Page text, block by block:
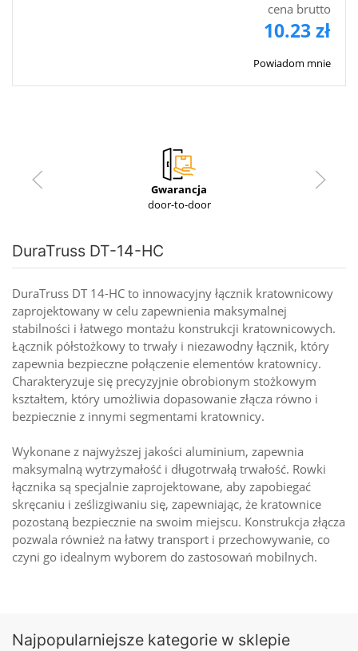
cena brutto
10.23 zł
Powiadom mnie
Gwarancja
door-to-door
DuraTruss DT-14-HC
DuraTruss DT 14-HC to innowacyjny łącznik kratownicowy
zaprojektowany w celu zapewnienia maksymalnej
stabilności i łatwego montażu konstrukcji kratownicowych.
Łącznik półstożkowy to trwały i niezawodny łącznik, który
zapewnia bezpieczne połączenie elementów kratownicy.
Charakteryzuje się precyzyjnie obrobionym stożkowym
kształtem, który umożliwia dopasowanie złącza równo i
bezpiecznie z innymi segmentami kratownicy.
Wykonane z najwyższej jakości aluminium, zapewnia
maksymalną wytrzymałość i długotrwałą trwałość. Rowki
łącznika są specjalnie zaprojektowane, aby zapobiegać
skręcaniu i ześlizgiwaniu się, zapewniając, że kratownice
pozostaną bezpiecznie na swoim miejscu. Konstrukcja złącza
pozwala również na łatwy transport i przechowywanie, co
czyni go idealnym wyborem do zastosowań mobilnych.
Najpopularniejsze kategorie w sklepie